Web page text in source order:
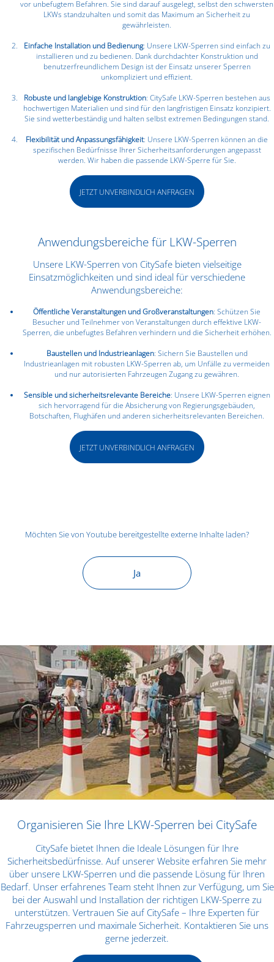
vor unbefugtem Befahren. Sie sind darauf ausgelegt, selbst den schwersten
LKWs standzuhalten und somit das Maximum an Sicherheit zu
gewährleisten.
Einfache Installation und Bedienung: Unsere LKW-Sperren sind einfach zu
installieren und zu bedienen. Dank durchdachter Konstruktion und
benutzerfreundlichem Design ist der Einsatz unserer Sperren
unkompliziert und effizient.
Robuste und langlebige Konstruktion: CitySafe LKW-Sperren bestehen aus
hochwertigen Materialien und sind für den langfristigen Einsatz konzipiert.
Sie sind wetterbeständig und halten selbst extremen Bedingungen stand.
Flexibilität und Anpassungsfähigkeit: Unsere LKW-Sperren können an die
spezifischen Bedürfnisse Ihrer Sicherheitsanforderungen angepasst
werden. Wir haben die passende LKW-Sperre für Sie.
JETZT UNVERBINDLICH ANFRAGEN
Anwendungsbereiche für LKW-Sperren
Unsere LKW-Sperren von CitySafe bieten vielseitige
Einsatzmöglichkeiten und sind ideal für verschiedene
Anwendungsbereiche:
Öffentliche Veranstaltungen und Großveranstaltungen: Schützen Sie
Besucher und Teilnehmer von Veranstaltungen durch effektive LKW-
Sperren, die unbefugtes Befahren verhindern und die Sicherheit erhöhen.
Baustellen und Industrieanlagen: Sichern Sie Baustellen und
Industrieanlagen mit robusten LKW-Sperren ab, um Unfälle zu vermeiden
und nur autorisierten Fahrzeugen Zugang zu gewähren.
Sensible und sicherheitsrelevante Bereiche: Unsere LKW-Sperren eignen
sich hervorragend für die Absicherung von Regierungsgebäuden,
Botschaften, Flughäfen und anderen sicherheitsrelevanten Bereichen.
JETZT UNVERBINDLICH ANFRAGEN
Möchten Sie von Youtube bereitgestellte externe Inhalte laden?
Ja
Organisieren Sie Ihre LKW-Sperren bei CitySafe
CitySafe bietet Ihnen die Ideale Lösungen für Ihre
Sicherheitsbedürfnisse. Auf unserer Website erfahren Sie mehr
über unsere LKW-Sperren und die passende Lösung für Ihren
Bedarf. Unser erfahrenes Team steht Ihnen zur Verfügung, um Sie
bei der Auswahl und Installation der richtigen LKW-Sperre zu
unterstützen. Vertrauen Sie auf CitySafe – Ihre Experten für
Fahrzeugsperren und maximale Sicherheit. Kontaktieren Sie uns
gerne jederzeit.